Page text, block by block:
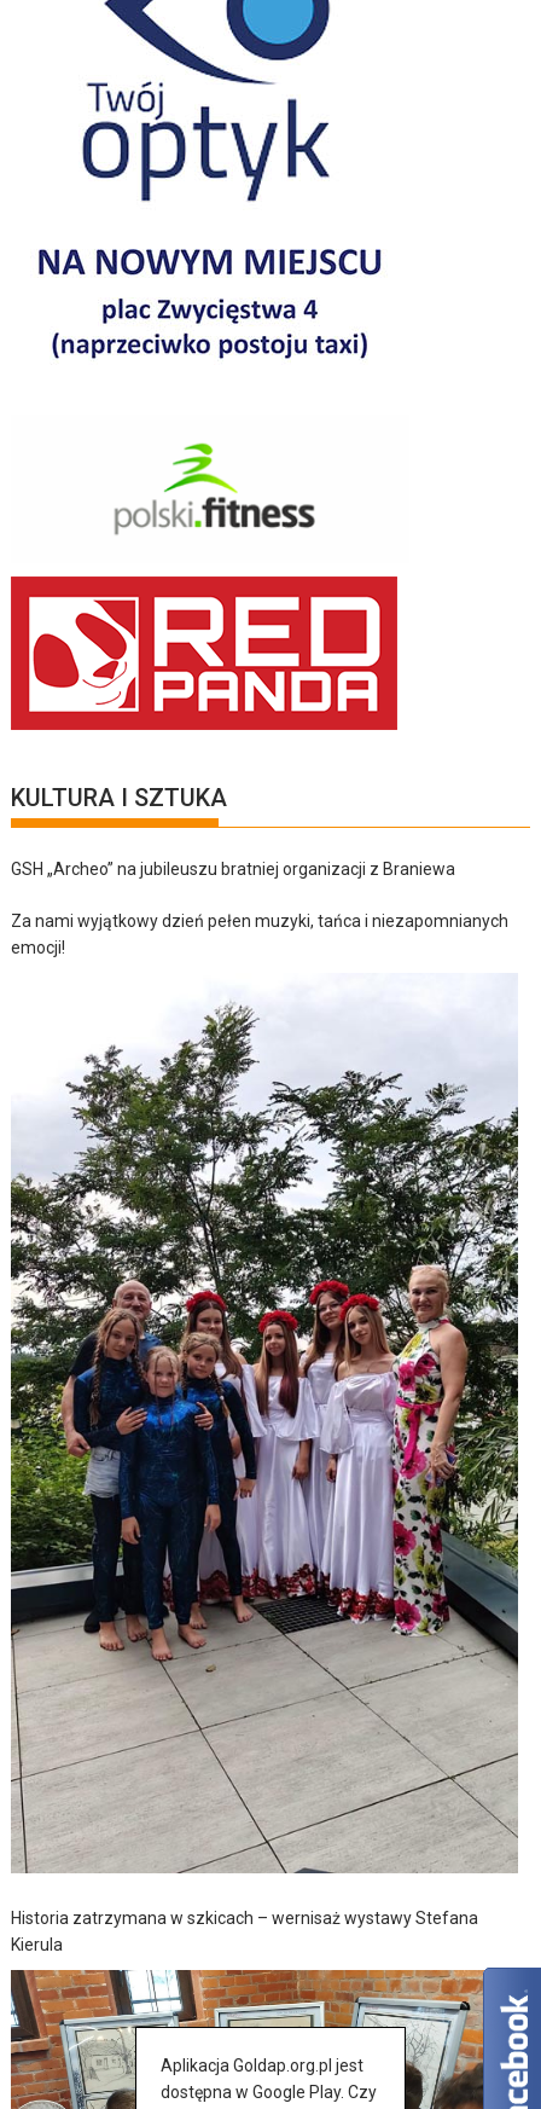
KULTURA I SZTUKA
GSH „Archeo” na jubileuszu bratniej organizacji z Braniewa
Za nami wyjątkowy dzień pełen muzyki, tańca i niezapomnianych
emocji!
Historia zatrzymana w szkicach – wernisaż wystawy Stefana
Kierula
Aplikacja Goldap.org.pl jest
dostępna w Google Play. Czy